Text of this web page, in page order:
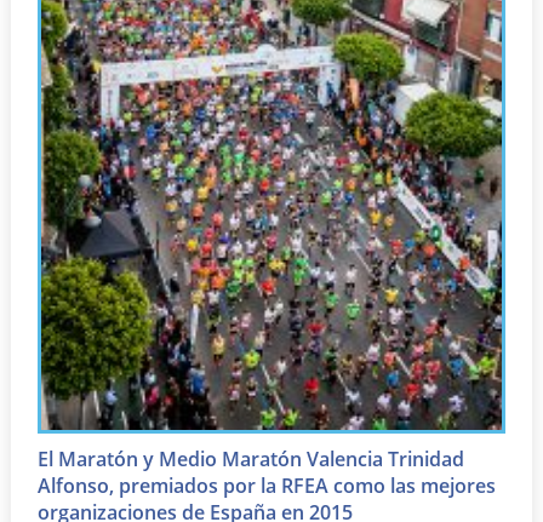
El Maratón y Medio Maratón Valencia Trinidad
Alfonso, premiados por la RFEA como las mejores
organizaciones de España en 2015